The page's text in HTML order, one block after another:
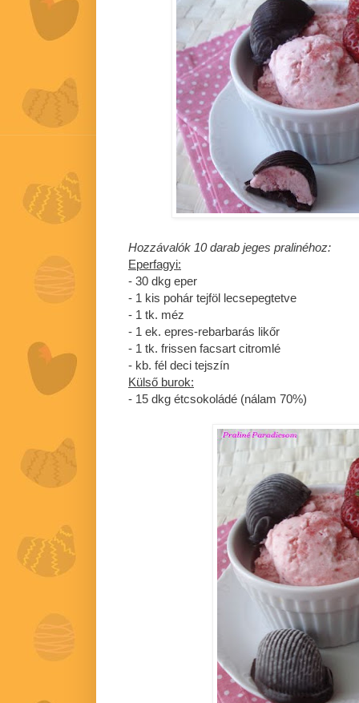
Hozzávalók 10 darab jeges pralinéhoz:
Eperfagyi:
- 30 dkg eper
- 1 kis pohár tejföl lecsepegtetve
- 1 tk. méz
- 1 ek. epres-rebarbarás likőr
- 1 tk. frissen facsart citromlé
- kb. fél deci tejszín
Külső burok:
- 15 dkg étcsokoládé (nálam 70%)